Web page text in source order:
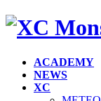
ACADEMY
NEWS
XC